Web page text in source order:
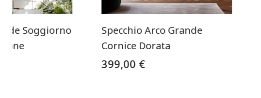
Soggiorno
Specchio Arco Grande
Cornice Dorata
399,00 €